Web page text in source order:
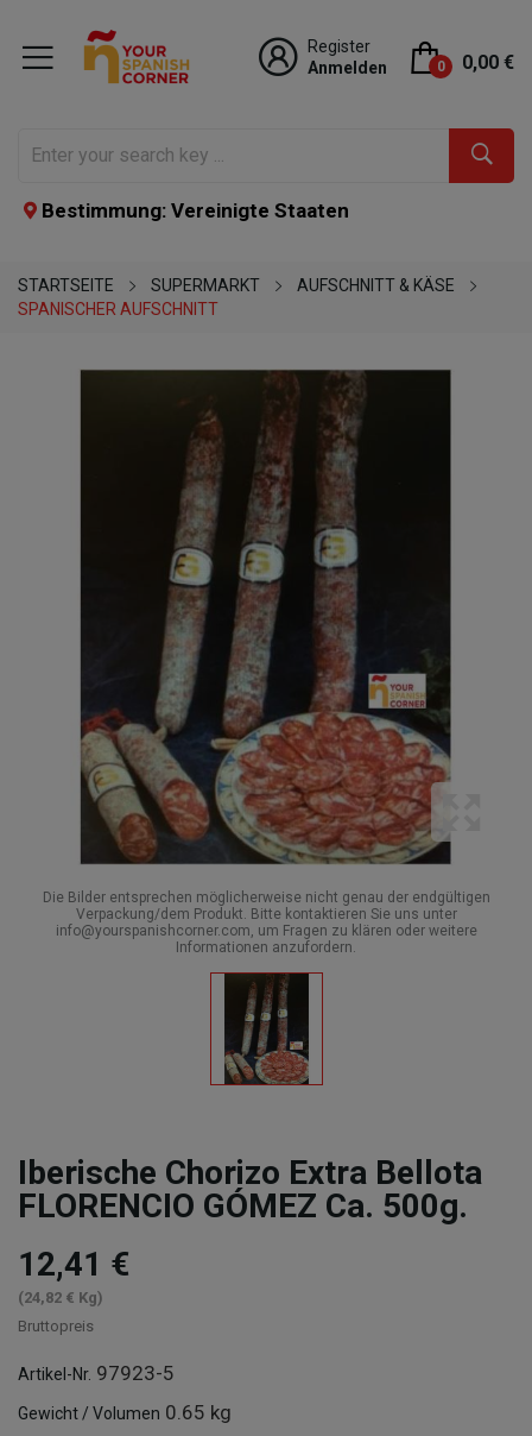
Register
Anmelden
0 0,00 €
Bestimmung: Vereinigte Staaten
STARTSEITE SUPERMARKT
AUFSCHNITT & KÄSE
SPANISCHER AUFSCHNITT
Die Bilder entsprechen möglicherweise nicht genau der endgültigen
Verpackung/dem Produkt. Bitte kontaktieren Sie uns unter
info@yourspanishcorner.com, um Fragen zu klären oder weitere
Informationen anzufordern.
Iberische Chorizo Extra Bellota
FLORENCIO GÓMEZ Ca. 500g.
12,41 €
(24,82 € Kg)
Bruttopreis
Artikel-Nr. 97923-5
Gewicht / Volumen 0.65 kg